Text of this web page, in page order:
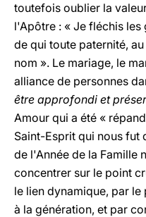
toutefois oublier la
l'Apôtre : « Je fléchis les
de qui toute paternité,
nom ». Le mariage, le
alliance de personnes
être approfondi et
Amour qui a été «
Saint-Esprit qui nous fut
de l'Année de la Famille
concentrer sur le point
le lien dynamique, par
à la génération, et par